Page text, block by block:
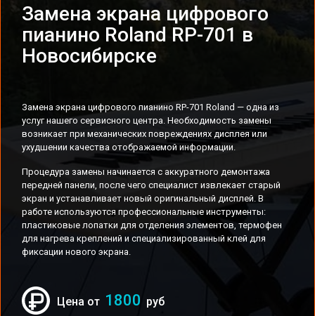
Замена экрана цифрового
пианино Roland RP-701 в
Новосибирске
Замена экрана цифрового пианино RP-701 Roland — одна из
услуг нашего сервисного центра. Необходимость замены
возникает при механических повреждениях дисплея или
ухудшении качества отображаемой информации.
Процедура замены начинается с аккуратного демонтажа
передней панели, после чего специалист извлекает старый
экран и устанавливает новый оригинальный дисплей. В
работе используются профессиональные инструменты:
пластиковые лопатки для отделения элементов, термофен
для нагрева креплений и специализированный клей для
фиксации нового экрана.
Цена от 1800 руб